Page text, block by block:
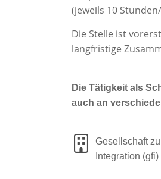
(jeweils 10
Die Stelle ist
langfristige
Die Tätigkeit als
auch an
Gesellschaft
Integration (gfi)